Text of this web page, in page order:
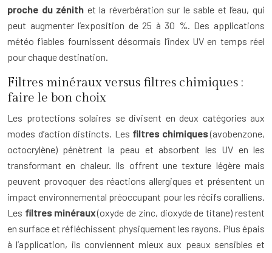
proche du zénith et la réverbération sur le sable et l’eau, qui
peut augmenter l’exposition de 25 à 30 %. Des applications
météo fiables fournissent désormais l’index UV en temps réel
pour chaque destination.
Filtres minéraux versus filtres chimiques :
faire le bon choix
Les protections solaires se divisent en deux catégories aux
modes d’action distincts. Les filtres chimiques(avobenzone,
octocrylène) pénètrent la peau et absorbent les UV en les
transformant en chaleur. Ils offrent une texture légère mais
peuvent provoquer des réactions allergiques et présentent un
impact environnemental préoccupant pour les récifs coralliens.
Les filtres minéraux(oxyde de zinc, dioxyde de titane) restent
en surface et réfléchissent physiquement les rayons. Plus épais
à l’application, ils conviennent mieux aux peaux sensibles et